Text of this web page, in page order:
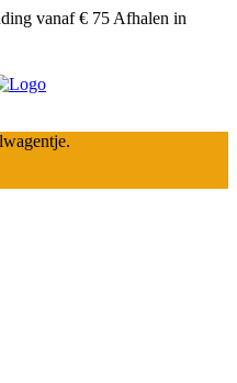
vanaf € 75 Afhalen in